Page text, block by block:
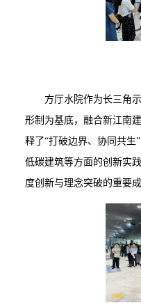
方厅水院作为长三角
形制为基底，融合新江南
释了“打破边界、协同共生
低碳建筑等方面的创新实
度创新与理念突破的重要成